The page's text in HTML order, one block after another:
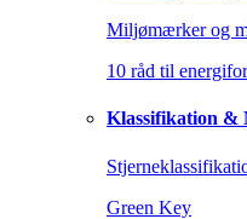
Miljømærker og
10 råd til
Klassifikation
Green Key